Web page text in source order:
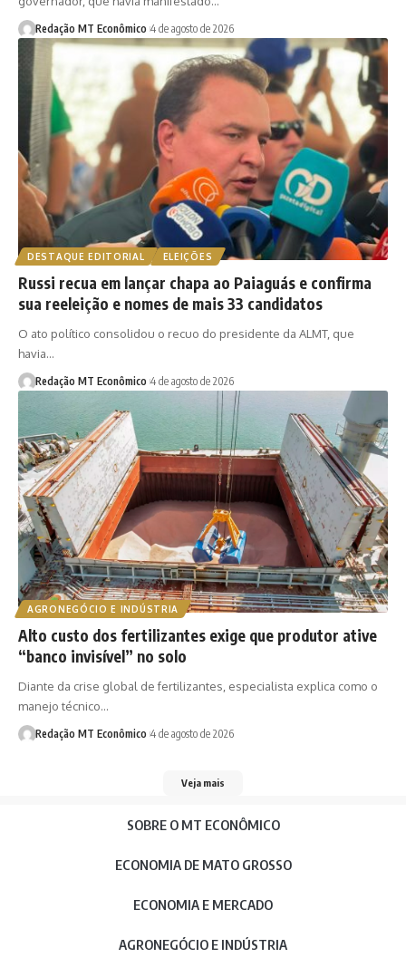
Redação MT Econômico 4 de agosto de 2026
DESTAQUE EDITORIAL ELEIÇÕES
Russi recua em lançar chapa ao Paiaguás e confirma
sua reeleição e nomes de mais 33 candidatos
O ato político consolidou o recuo do presidente da ALMT, que
havia…
Redação MT Econômico 4 de agosto de 2026
AGRONEGÓCIO E INDÚSTRIA
Alto custo dos fertilizantes exige que produtor ative
“banco invisível” no solo
Diante da crise global de fertilizantes, especialista explica como o
manejo técnico…
Redação MT Econômico 4 de agosto de 2026
Veja mais
SOBRE O MT ECONÔMICO
ECONOMIA DE MATO GROSSO
ECONOMIA E MERCADO
AGRONEGÓCIO E INDÚSTRIA